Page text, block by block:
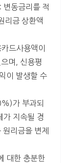
변동금리를 적
리금 상환액
드사용액이
며, 신용평
이 발생할 수
가 부과되
가 지속될 경
리금을 변제
대한 충분한